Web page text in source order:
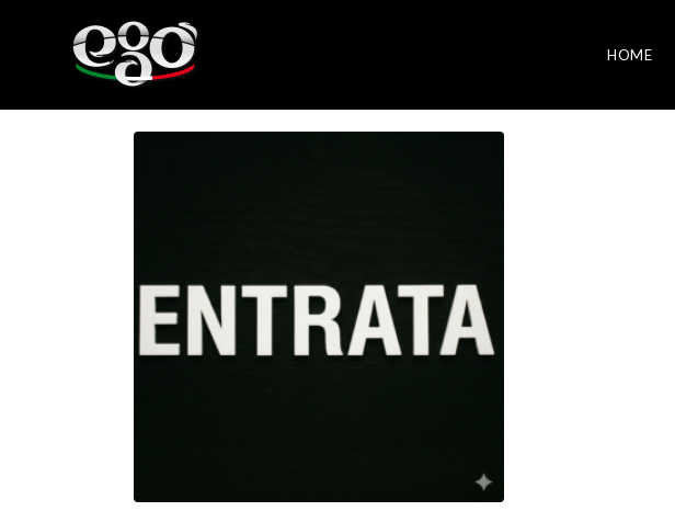
HOME
OMBRELLONI
Visualizzazione del risultato